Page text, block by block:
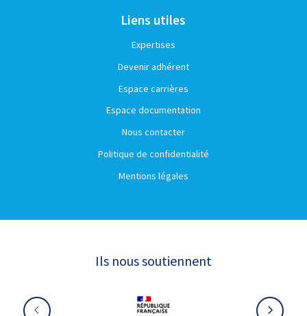
Liens utiles
Expertises
Devenir adhérent
Espace carrières
Espace documentation
Nous contacter
Politique de confidentialité
Mentions légales
Ils nous soutiennent